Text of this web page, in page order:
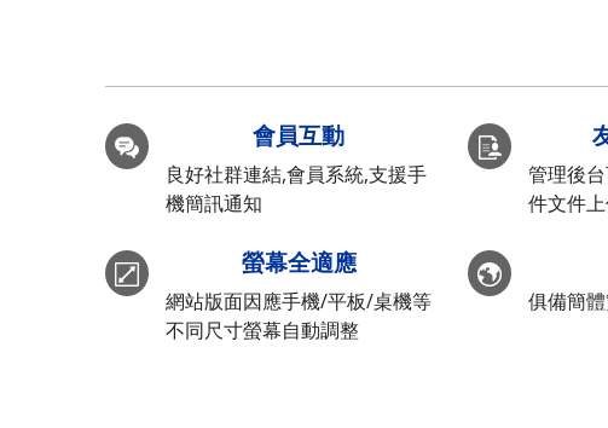
會員互動
良好社群連結,會員系統,支援手
機簡訊通知
螢幕全適應
網站版面因應手機/平板/桌機等
不同尺寸螢幕自動調整
管理後
件文件
俱備簡